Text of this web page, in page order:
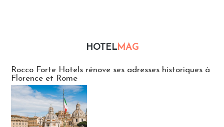
HOTELMAG
Rocco Forte Hotels rénove ses adresses historiques à
Florence et Rome